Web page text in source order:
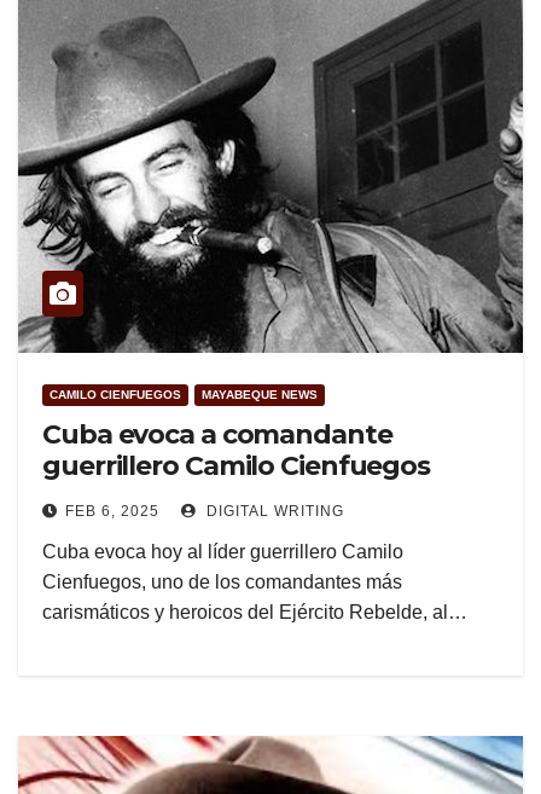
CAMILO CIENFUEGOS MAYABEQUE NEWS
Cuba evoca a comandante
guerrillero Camilo Cienfuegos
FEB 6, 2025 DIGITAL WRITING
Cuba evoca hoy al líder guerrillero Camilo
Cienfuegos, uno de los comandantes más
carismáticos y heroicos del Ejército Rebelde, al…